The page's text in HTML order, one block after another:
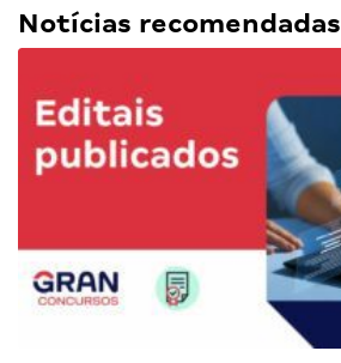
Notícias recomendadas